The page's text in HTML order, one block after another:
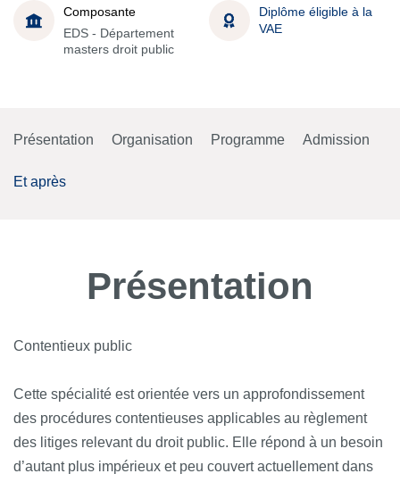
Composante
EDS - Département
masters droit public
Diplôme éligible à la
VAE
Présentation Organisation Programme Admission
Et après
Présentation
Contentieux public
Cette spécialité est orientée vers un approfondissement
des procédures contentieuses applicables au règlement
des litiges relevant du droit public. Elle répond à un besoin
d’autant plus impérieux et peu couvert actuellement dans